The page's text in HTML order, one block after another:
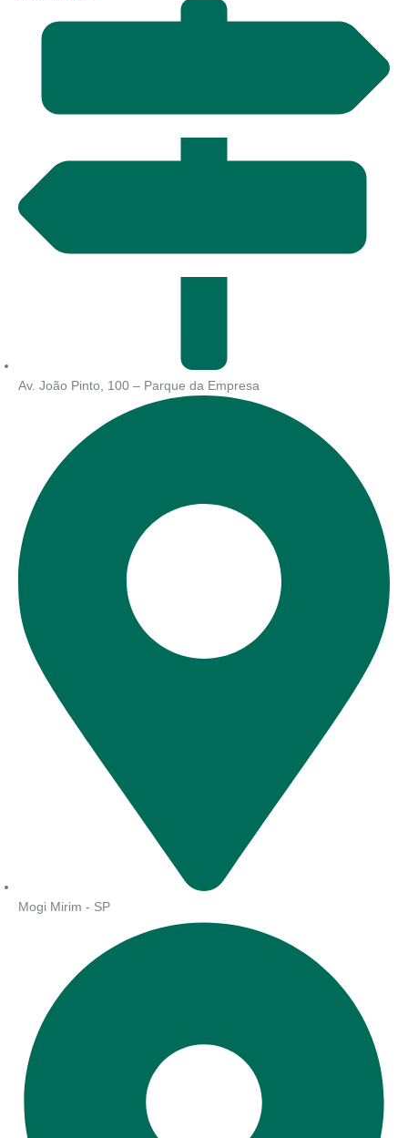
Av. João Pinto, 100 – Parque da Empresa
Mogi Mirim - SP